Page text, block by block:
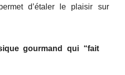
d’étaler le plaisir sur
gourmand qui “fait